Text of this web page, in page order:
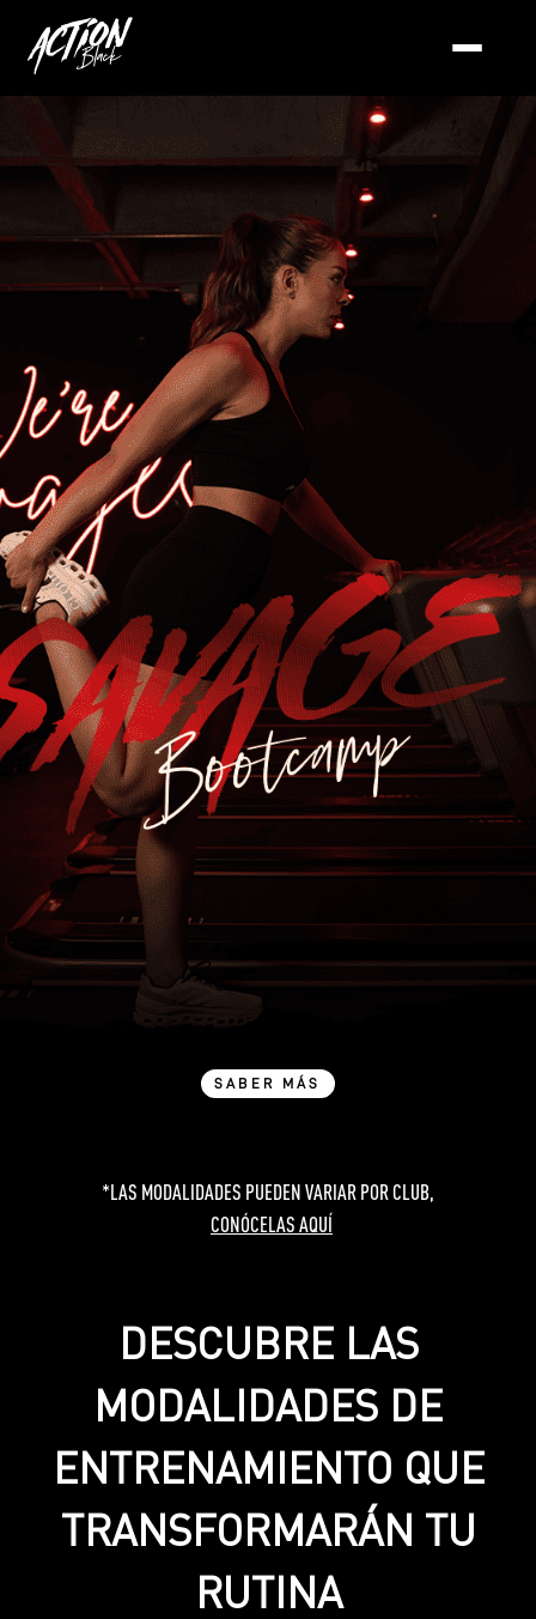
SABER MÁS
*LAS MODALIDADES PUEDEN VARIAR POR CLUB,
CONÓCELAS AQUÍ
DESCUBRE LAS
MODALIDADES DE
ENTRENAMIENTO QUE
TRANSFORMARÁN TU
RUTINA